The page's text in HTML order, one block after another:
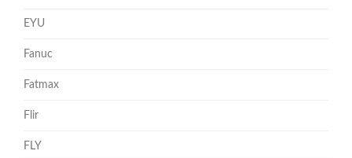
EYU
Fanuc
Fatmax
Flir
FLY